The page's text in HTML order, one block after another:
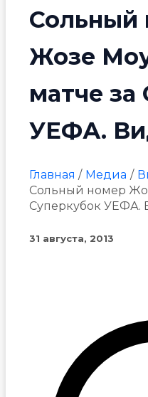
Сольный
Жозе
матче за
УЕФА.
Главная Медиа
Сольный номер
Суперкубок УЕФА.
31 августа, 2013